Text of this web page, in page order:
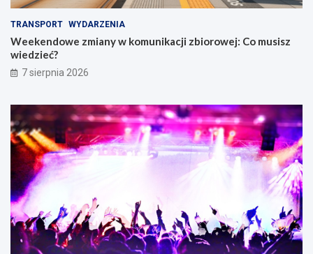
TRANSPORT WYDARZENIA
Weekendowe zmiany w komunikacji zbiorowej: Co musisz
wiedzieć?
7 sierpnia 2026